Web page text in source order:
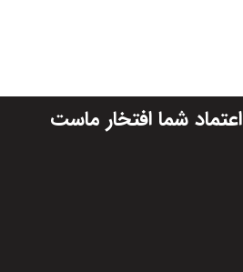
اعتماد شما افتخار ماست